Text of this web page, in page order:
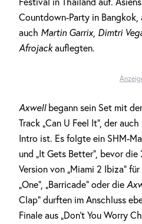
Countdown-Party in Bangkok,
auch Martin Garrix, Dimtri
Afrojackauflegten.
Axwell begann sein Set mit
Track „Can U Feel It“, der
Intro ist. Es folgte ein SHM-
und „It Gets Better“, bevor
Version von „Miami 2 Ibiza“
„One“, „Barricade“ oder die
Clap“ durften im Anschluss
Finale aus „Don’t You Worry